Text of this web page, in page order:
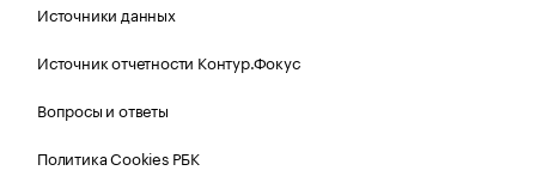
Источники данных
Источник отчетности Контур.Фокус
Вопросы и ответы
Политика Cookies РБК